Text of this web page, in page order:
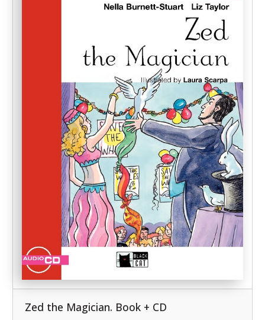
Zed the Magician. Book + CD